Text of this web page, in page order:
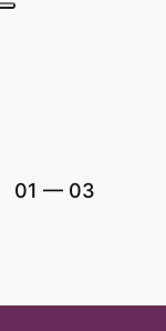
01 — 03